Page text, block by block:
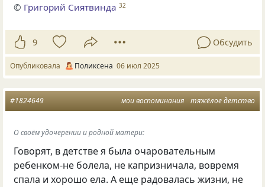
© Григорий Сиятвинда 32
9 Обсудить
Опубликовала Поликсена 06 июл 2025
мои воспоминания тяжёлое детство
#1824649
О своём удочерении и родной матери:
Говорят, в детстве я была очаровательным
ребенком-не болела, не капризничала, вовремя
спала и хорошо ела. А еще радовалась жизни, не